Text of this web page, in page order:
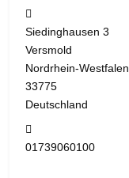
Siedinghausen 3
Versmold
Nordrhein-Westfalen
33775
Deutschland
01739060100